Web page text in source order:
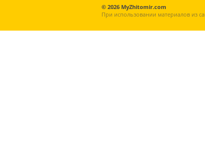
© 2026 MyZhitomir.com
При использовании материалов из